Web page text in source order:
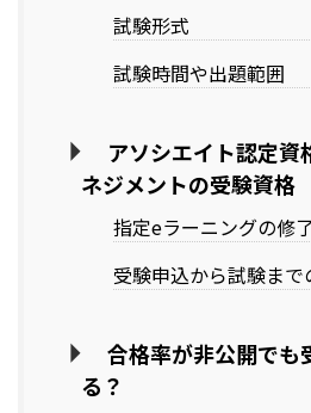
試験形式
試験時間や出題範囲
アソシエイト認定資
ネジメントの受験資格
指定eラーニングの修
受験申込から試験まで
合格率が非公開でも
る？